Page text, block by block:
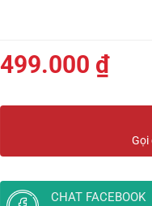
499.000 ₫
Gọi
CHAT FACEBOOK